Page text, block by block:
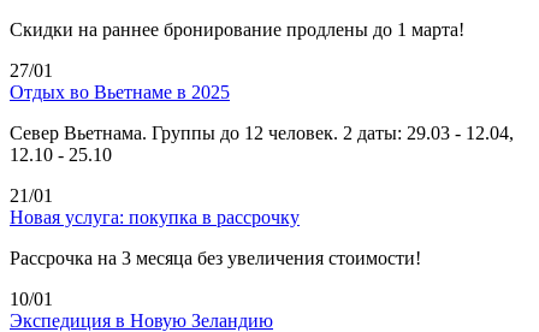
Скидки на раннее бронирование продлены до 1 марта!
27/01
Отдых во Вьетнаме в 2025
Север Вьетнама. Группы до 12 человек. 2 даты: 29.03 - 12.04,
12.10 - 25.10
21/01
Новая услуга: покупка в рассрочку
Рассрочка на 3 месяца без увеличения стоимости!
10/01
Экспедиция в Новую Зеландию